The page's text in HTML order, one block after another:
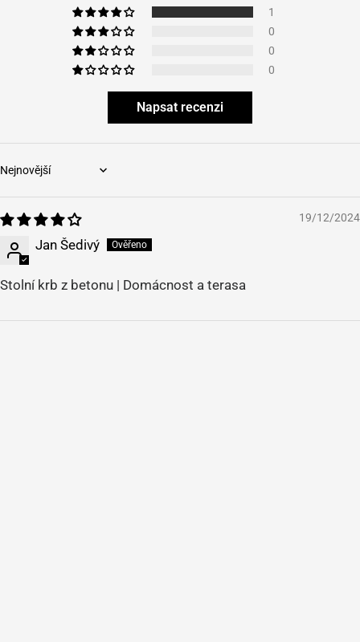
1
0
0
0
Napsat recenzi
Sort by
19/12/2024
Jan Šedivý
Stolní krb z betonu | Domácnost a terasa